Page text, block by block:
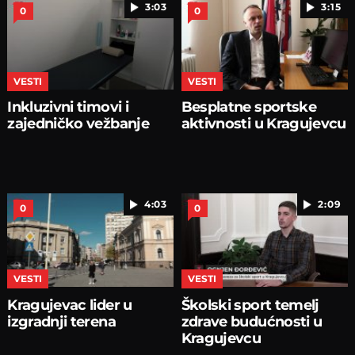
3:03
0
VESTI
Inkluzivni timovi i
zajedničko vežbanje
3:15
0
VESTI
Besplatne sportske
aktivnosti u Kragujevcu
4:03
0
VESTI
Kragujevac lider u
izgradnji terena
2:09
0
VESTI
Školski sport temelj
zdrave budućnosti u
Kragujevcu